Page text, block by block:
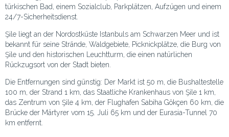
türkischen Bad, einem Sozialclub, Parkplätzen, Aufzügen und einem
24/7-Sicherheitsdienst.
Şile liegt an der Nordostküste Istanbuls am Schwarzen Meer und ist
bekannt für seine Strände, Waldgebiete, Picknickplätze, die Burg von
Şile und den historischen Leuchtturm, die einen natürlichen
Rückzugsort von der Stadt bieten.
Die Entfernungen sind günstig: Der Markt ist 50 m, die Bushaltestelle
100 m, der Strand 1 km, das Staatliche Krankenhaus von Şile 1 km,
das Zentrum von Şile 4 km, der Flughafen Sabiha Gökçen 60 km, die
Brücke der Märtyrer vom 15. Juli 65 km und der Eurasia-Tunnel 70
km entfernt.